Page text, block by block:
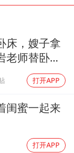
改名后的“青海
东方之约 相
床，嫂子拿
老师替卧床
打开APP
闺蜜一起来
打开APP